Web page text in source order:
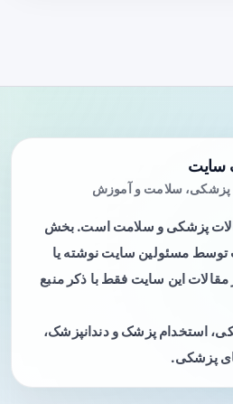
سایت
پزشکی، سلامت و آموزش
پزشکی و سلامت است. بخش
توسط مسئولین سایت نوشته یا
این سایت فقط با ذکر منبع
استخدام پزشک و دندانپزشک،